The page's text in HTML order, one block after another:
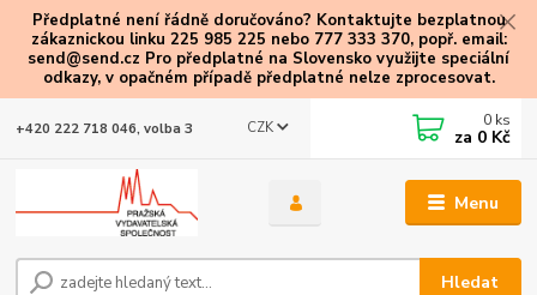
Předplatné není řádně doručováno? Kontaktujte bezplatnou
zákaznickou linku 225 985 225 nebo 777 333 370, popř. email:
send@send.cz Pro předplatné na Slovensko využijte speciální
odkazy, v opačném případě předplatné nelze zprocesovat.
Menu
CZK
Hledat
+420 222 718 046, volba 3 0 ks
za 0 Kč